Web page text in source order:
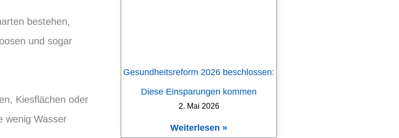
bestehen,
und sogar
Kiesflächen oder
wenig Wasser
Gesundheitsreform 2026 beschlossen:
Diese Einsparungen kommen
2. Mai 2026
Weiterlesen »